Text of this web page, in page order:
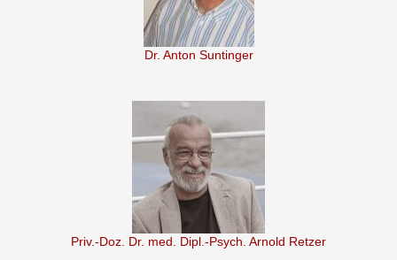
Dr. Anton Suntinger
Priv.-Doz. Dr. med. Dipl.-Psych. Arnold Retzer